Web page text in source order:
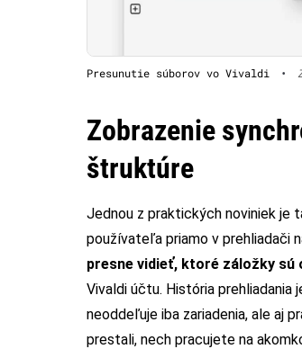
Presunutie súborov vo Vivaldi •
Zobrazenie
štruktúre
Jednou z praktických noviniek je
používateľa priamo v prehliadači
presne vidieť, ktoré záložky
Vivaldi účtu. História prehliadania
neoddeľuje iba zariadenia, ale aj
prestali, nech pracujete na